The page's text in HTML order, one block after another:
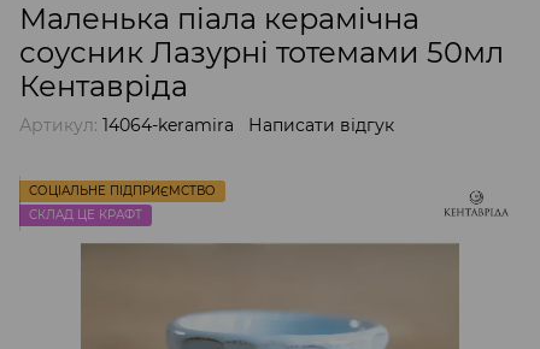
Маленька піала керамічна
соусник Лазурні тотемами 50мл
Кентавріда
Артикул: 14064-keramira Написати відгук
СОЦІАЛЬНЕ ПІДПРИЄМСТВО
СКЛАД ЦЕ КРАФТ